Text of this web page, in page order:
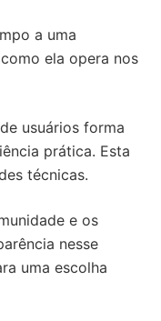
a uma
ela opera nos
usuários forma
prática. Esta
técnicas.
e os
nesse
uma escolha